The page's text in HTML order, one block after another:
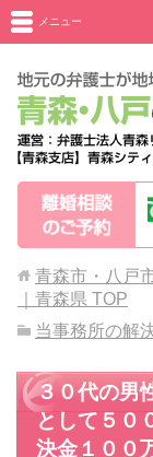
メニュー
青森市・八戸
｜青森県 TOP
当事務所の解
３０代の男
として５０
決金１００